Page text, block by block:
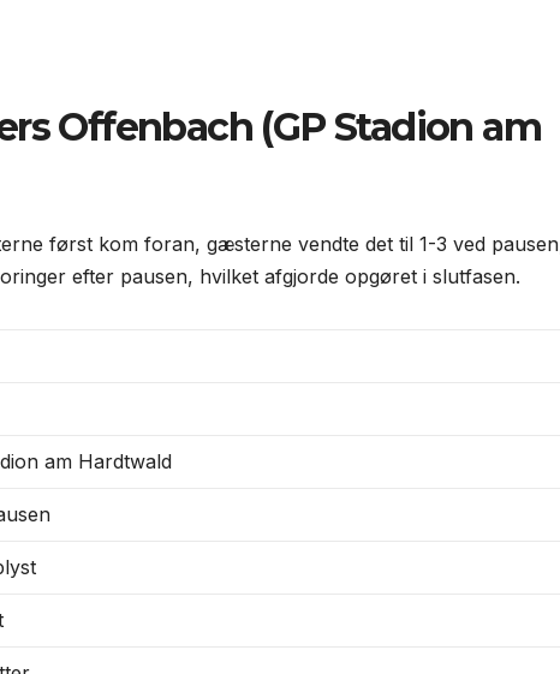
Offenbach (GP Stadion am
først kom foran, gæsterne vendte det til 1-3 ved
efter pausen, hvilket afgjorde opgøret i slutfasen.
am Hardtwald